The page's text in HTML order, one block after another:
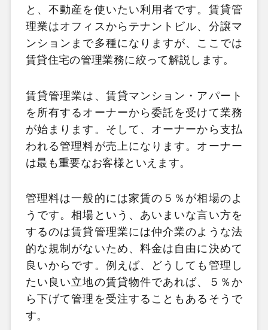
と、不動産を使いたい利用者です。賃貸管
理業はオフィスからテナントビル、分譲マ
ンションまで多種になりますが、ここでは
賃貸住宅の管理業務に絞って解説します。
賃貸管理業は、賃貸マンション・アパート
を所有するオーナーから委託を受けて業務
が始まります。そして、オーナーから支払
われる管理料が売上になります。オーナー
は最も重要なお客様といえます。
管理料は一般的には家賃の５％が相場のよ
うです。相場という、あいまいな言い方を
するのは賃貸管理業には仲介業のような法
的な規制がないため、料金は自由に決めて
良いからです。例えば、どうしても管理し
たい良い立地の賃貸物件であれば、５％か
ら下げて管理を受注することもあるそうで
す。